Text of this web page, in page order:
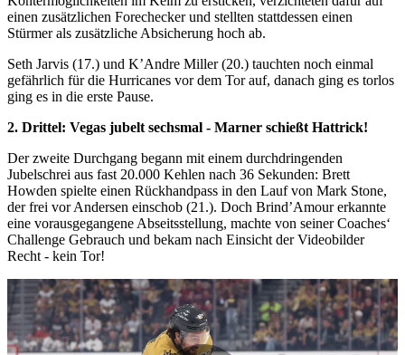
einen zusätzlichen Forechecker und stellten stattdessen einen
Stürmer als zusätzliche Absicherung hoch ab.
Seth Jarvis (17.) und K’Andre Miller (20.) tauchten noch einmal
gefährlich für die Hurricanes vor dem Tor auf, danach ging es torlos
ging es in die erste Pause.
2. Drittel: Vegas jubelt sechsmal - Marner schießt Hattrick!
Der zweite Durchgang begann mit einem durchdringenden
Jubelschrei aus fast 20.000 Kehlen nach 36 Sekunden: Brett
Howden spielte einen Rückhandpass in den Lauf von Mark Stone,
der frei vor Andersen einschob (21.). Doch Brind’Amour erkannte
eine vorausgegangene Abseitsstellung, machte von seiner Coaches‘
Challenge Gebrauch und bekam nach Einsicht der Videobilder
Recht - kein Tor!